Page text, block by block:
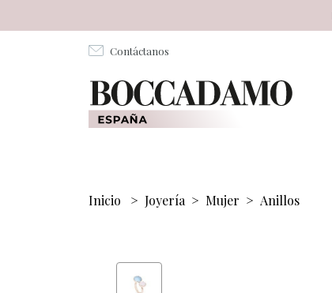
Contáctanos
Inicio > Joyería > Mujer > Anillos